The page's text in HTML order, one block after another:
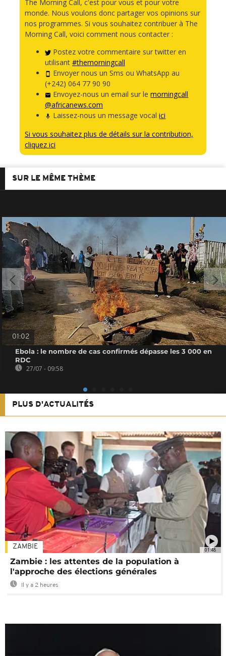
The Morning Call, c'est pour vous et pour votre
monde. Nous voulons donc partager vos opinions sur
nos programmes. Si vous souhaitez contribuer à The
Morning Call, voici comment nous contacter :
Postez votre commentaire sur twitter en
utilisant #themorningcall
Envoyer nous un Sms ou WhatsApp au
(+242) 064 77 90 90
Envoyez-nous un email sur lemorningcall
@africanews.com
Laissez-nous un message vocalici
Si vous souhaitez plus de détails sur la contribution,
cliquez ici
SUR LE MÊME THÈME
01:02
Ebola : le nombre de cas confirmés dépasse les 3 000 en
RDC
27/07 - 09:58
PLUS D'ACTUALITÉS
01:48
ZAMBIE
Zambie : les attentes de la population à
l'approche des élections générales
Il y a 2 heures